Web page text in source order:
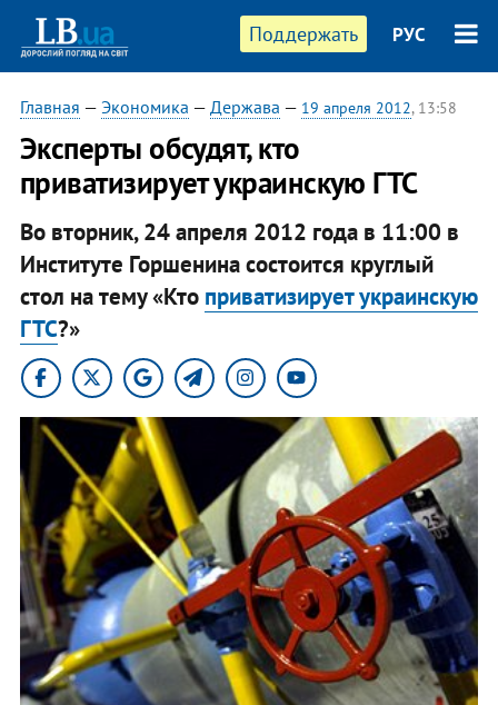
Поддержать РУС
Главная — Экономика — Держава — 19 апреля 2012, 13:58
Эксперты обсудят, кто
приватизирует украинскую ГТС
Во вторник, 24 апреля 2012 года в 11:00 в
Институте Горшенина состоится круглый
стол на тему «Кто приватизирует украинскую
ГТС?»